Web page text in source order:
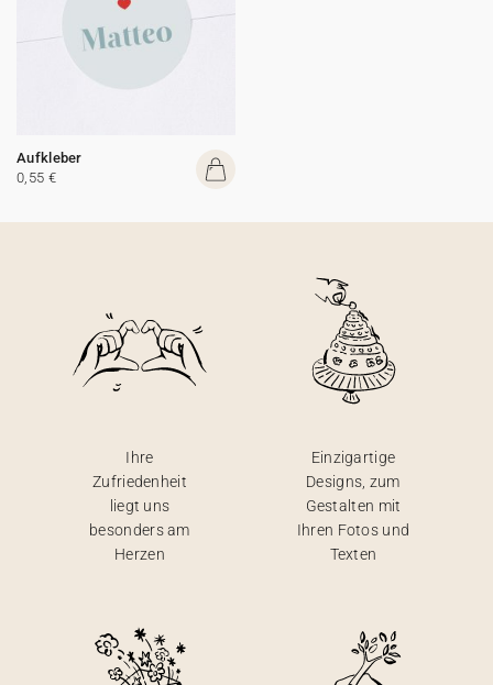
Aufkleber
0,55 €
Ihre
Zufriedenheit
liegt uns
besonders am
Herzen
Einzigartige
Designs, zum
Gestalten mit
Ihren Fotos und
Texten